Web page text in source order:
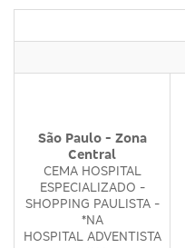
São Paulo - Zona
Central
CEMA HOSPITAL
ESPECIALIZADO -
SHOPPING PAULISTA -
*NA
HOSPITAL ADVENTISTA